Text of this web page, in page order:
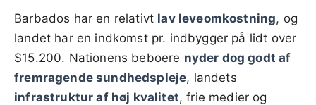
Barbados har en relativt lav leveomkostning, og
landet har en indkomst pr. indbygger på lidt over
$15.200. Nationens beboere nyder dog godt af
fremragende sundhedspleje, landets
infrastruktur af høj kvalitet, frie medier og